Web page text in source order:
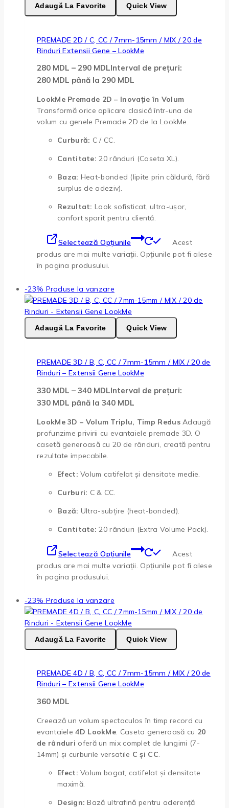
Adaugă La Favorite Quick View
PREMADE 2D / C, CC / 7mm-15mm / MIX / 20 de
Rinduri Extensii Gene – LookMe
280 MDL – 290 MDLInterval de prețuri:
280 MDL până la 290 MDL
LookMe Premade 2D – Inovație în Volum
Transformă orice aplicare clasică într-una de
volum cu genele Premade 2D de la LookMe.
Curbură: C / CC.
Cantitate: 20 rânduri (Caseta XL).
Baza: Heat-bonded (lipite prin căldură, fără
surplus de adeziv).
Rezultat: Look sofisticat, ultra-ușor,
confort sporit pentru clientă.
Selectează Opțiunile
Acest
produs are mai multe variații. Opțiunile pot fi alese
în pagina produsului.
-23% Produse la vanzare
Adaugă La Favorite Quick View
PREMADE 3D / B, C, CC / 7mm-15mm / MIX / 20 de
Rinduri – Extensii Gene LookMe
330 MDL – 340 MDLInterval de prețuri:
330 MDL până la 340 MDL
LookMe 3D – Volum Triplu, Timp RedusAdaugă
profunzime privirii cu evantaiele premade 3D. O
casetă generoasă cu 20 de rânduri, creată pentru
rezultate impecabile.
Efect: Volum catifelat și densitate medie.
Curburi: C & CC.
Bază: Ultra-subțire (heat-bonded).
Cantitate: 20 rânduri (Extra Volume Pack).
Selectează Opțiunile
Acest
produs are mai multe variații. Opțiunile pot fi alese
în pagina produsului.
-23% Produse la vanzare
Adaugă La Favorite Quick View
PREMADE 4D / B, C, CC / 7mm-15mm / MIX / 20 de
Rinduri – Extensii Gene LookMe
360 MDL
Creează un volum spectaculos în timp record cu
evantaiele4D LookMe. Caseta generoasă cu 20
de rânduri oferă un mix complet de lungimi (7-
14mm) și curburile versatile C și CC.
Efect: Volum bogat, catifelat și densitate
maximă.
Design: Bază ultrafină pentru aderență